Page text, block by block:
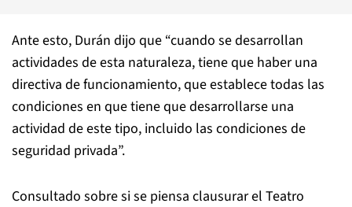
Ante esto, Durán dijo que “cuando se desarrollan
actividades de esta naturaleza, tiene que haber una
directiva de funcionamiento, que establece todas las
condiciones en que tiene que desarrollarse una
actividad de este tipo, incluido las condiciones de
seguridad privada”.
Consultado sobre si se piensa clausurar el Teatro